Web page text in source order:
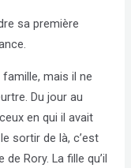
sa première
mais il ne
Du jour au
en qui il avait
sortir de là, c’est
de Rory. La fille qu’il